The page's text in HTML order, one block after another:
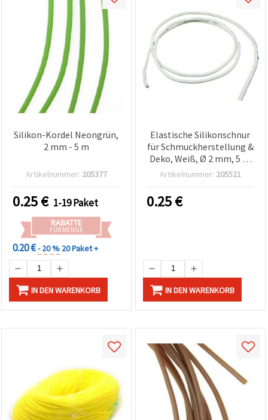
Silikon-Kordel Neongrün,
2 mm - 5 m
Artikelnummer: 205377
0.25€ 1-19 Paket
RABATTE
FÜR MENGE
0.20 €- 20 % 20 Paket +
IN DEN WARENKORB
Elastische Silikonschnur
für Schmuckherstellung &
Deko, Weiß, Ø 2 mm, 5 m
– Flexible Stretchkordel
& Perlenfädeln (DIY)
Artikelnummer: 205521
0.25€
IN DEN WARENKORB